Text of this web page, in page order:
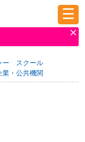
☰
ー
スクール
業・公共機関